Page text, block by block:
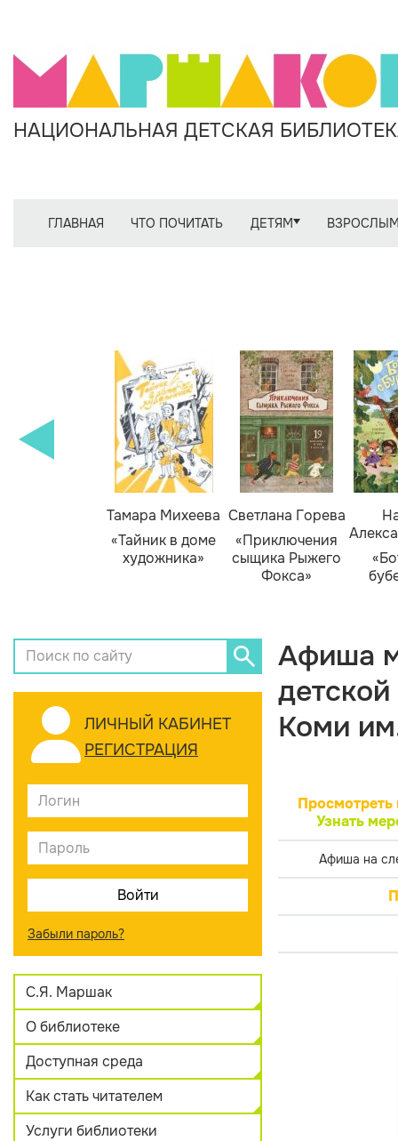
НАЦИОНАЛЬНАЯ ДЕТСКАЯ
ГЛАВНАЯ ЧТО ПОЧИТАТЬ ДЕТЯМ
Тамара Михеева
«Тайник в доме
художника»
Светлана Горева
«Приключения
сыщика Рыжего
Фокса»
ЛИЧНЫЙ КАБИНЕТ
РЕГИСТРАЦИЯ
Забыли пароль?
С.Я. Маршак
О библиотеке
Доступная среда
Как стать читателем
Услуги библиотеки
Афиша
Коми
Просмотреть
Узнать
Афиша на